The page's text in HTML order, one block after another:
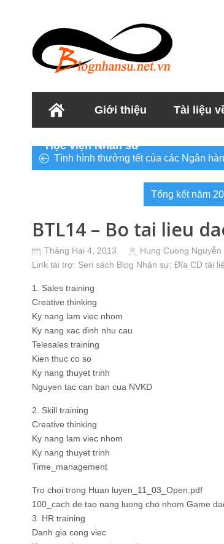
Giới thiệu Tài liệu
Học viện Nhân sư
Tình hình thưởng tết của các Ngân
Tổng kết năm
BTL14 – Bo tai lieu
Tháng Hai 4, 2013 Hung Cuong Nguyễn
Link tài trợ: Seri sách Blog Nhân sự; Đĩa CD tài
1. Sales training
Creative thinking
Ky nang lam viec nhom
Ky nang xac dinh nhu cau
Telesales training
Kien thuc co so
Ky nang thuyet trinh
Nguyen tac can ban cua NVKD
2. Skill training
Creative thinking
Ky nang lam viec nhom
Ky nang thuyet trinh
Time_management
Tro choi trong Huan luyen_11_03_Open.pdf
100_cach de tao nang luong cho nhom Game
3. HR training
Danh gia cong viec